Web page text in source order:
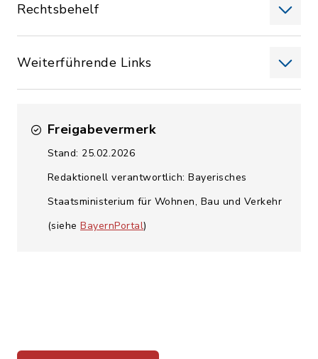
Rechtsbehelf
Weiterführende Links
Freigabevermerk
Stand: 25.02.2026
Redaktionell verantwortlich: Bayerisches
Staatsministerium für Wohnen, Bau und Verkehr
(siehe BayernPortal)